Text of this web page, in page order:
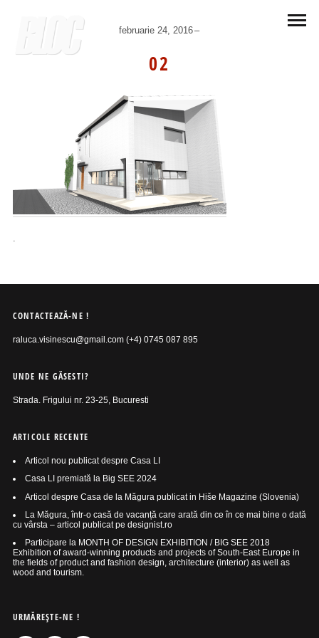
februarie 24, 2016
02
.
CONTACTEAZĂ-NE !
raluca.visinescu@gmail.com (+4) 0745 087 895
UNDE NE GĂSESTI?
Strada. Frigului nr. 23-25, Bucuresti
ARTICOLE RECENTE
Articol nou publicat despre Casa LI
Casa LI premiată la Big SEE 2024
Articol despre Casa de la Măgura publicat in Hiše Magazine (Slovenia)
La Măgura, într-o casă de vacanță care arată din ce în ce mai bine o dată
cu vârsta – articol publicat pe designist.ro
Participare la MONTH OF DESIGN EXHIBITION / BIG SEE 2018
Exhibition of award-winning products and projects of South-East Europe in
the fields of product and fashion design, architecture (interior) as well as
wood and tourism.
URMĂREŞTE-NE !